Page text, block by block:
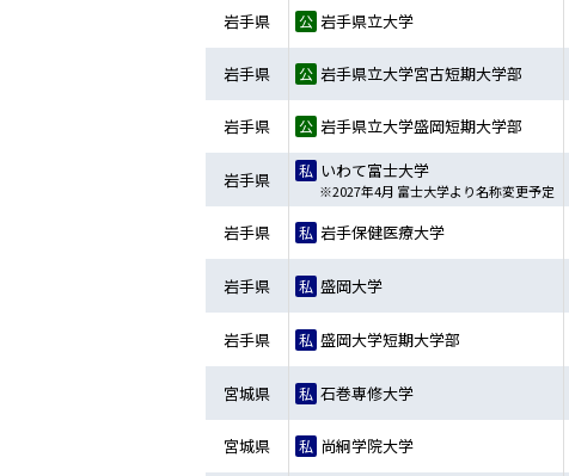
岩手県 岩手県立大学
岩手県 岩手県立大学宮古短期大学部
岩手県 岩手県立大学盛岡短期大学部
岩手県 いわて富士大学
※2027年4月 富士大学より名称変更予定
岩手県 岩手保健医療大学
岩手県 盛岡大学
岩手県 盛岡大学短期大学部
宮城県 石巻専修大学
宮城県 尚絅学院大学